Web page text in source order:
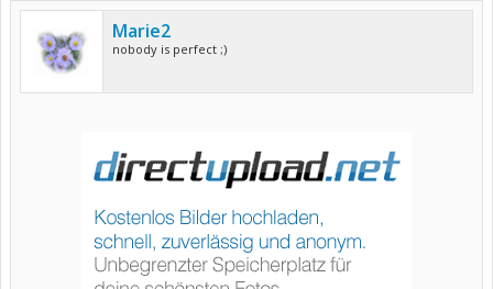
Marie2
nobody is perfect ;)